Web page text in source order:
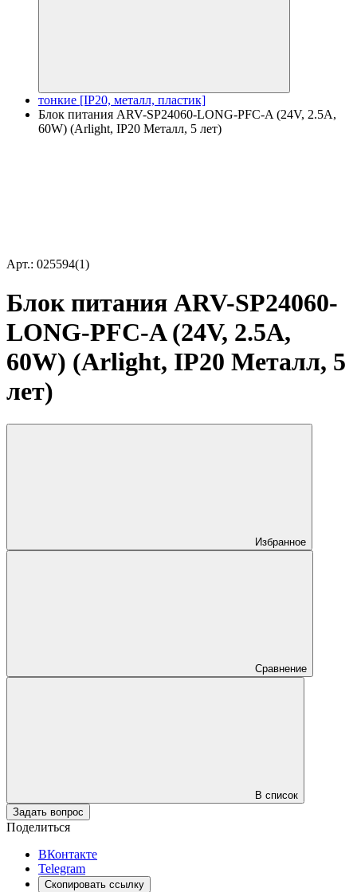
тонкие [IP20, металл, пластик]
Блок питания ARV-SP24060-LONG-PFC-A (24V, 2.5A,
60W) (Arlight, IP20 Металл, 5 лет)
Арт.: 025594(1)
Блок питания ARV-SP24060-
LONG-PFC-A (24V, 2.5A,
60W) (Arlight, IP20 Металл, 5
лет)
Избранное
Сравнение
В список
Задать вопрос
Поделиться
ВКонтакте
Telegram
Скопировать ссылку